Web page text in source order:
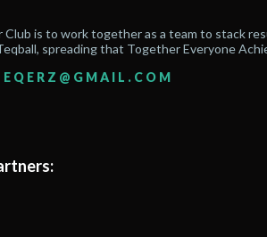
Club is to work together as a team to stack
spreading that Together Everyone